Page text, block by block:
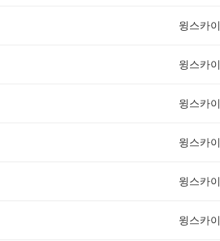
윙스카이
윙스카이
윙스카이
윙스카이
윙스카이
윙스카이